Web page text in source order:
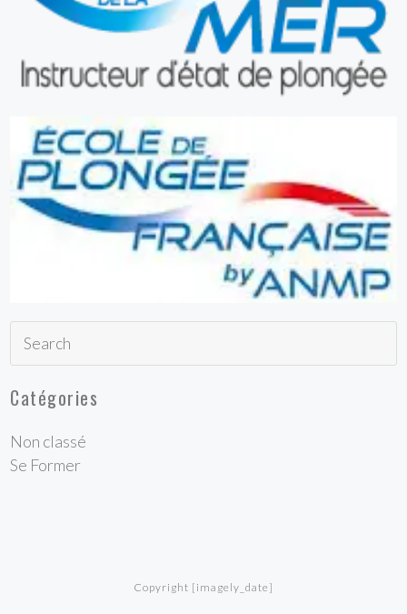
Catégories
Non classé
Se Former
Copyright [imagely_date]